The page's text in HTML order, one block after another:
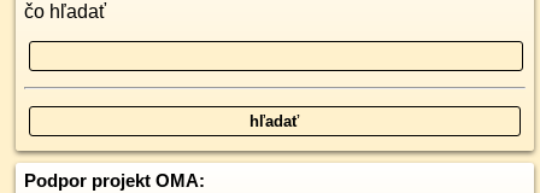
čo hľadať
Podpor projekt OMA: